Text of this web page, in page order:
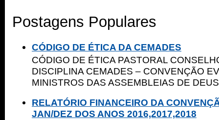
Postagens Populares
CÓDIGO DE ÉTICA DA CEMADES
CÓDIGO DE ÉTICA PASTORAL
DISCIPLINA CEMADES – CONVENÇÃO
MINISTROS DAS ASSEMBLEIAS DE
RELATÓRIO FINANCEIRO DA
JAN/DEZ DOS ANOS 2016,2017,2018